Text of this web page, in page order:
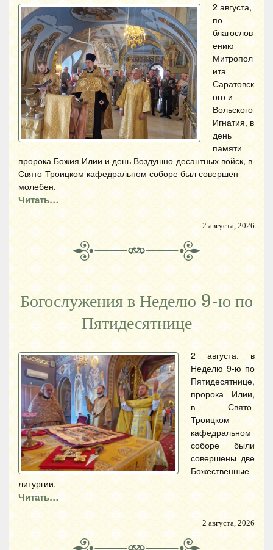
2 августа,
по
благослов
ению
Митропол
ита
Саратовск
ого и
Вольского
Игнатия, в
день
памяти
пророка Божия Илии и день Воздушно-десантных войск, в
Свято-Троицком кафедральном соборе был совершен
молебен.
Читать…
2 августа, 2026
Богослужения в Неделю 9-ю по
Пятидесятнице
2 августа, в
Неделю 9-ю по
Пятидесятнице,
пророка Илии,
в Свято-
Троицком
кафедральном
соборе были
совершены две
Божественные
литургии.
Читать…
2 августа, 2026